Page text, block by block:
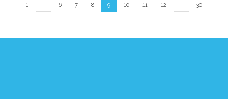
1 6 7 8 9 10 11 12 30